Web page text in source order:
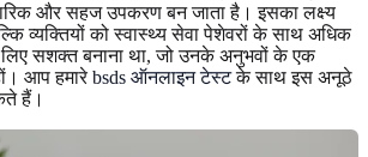
और सहज उपकरण बन जाता है। इसका लक्ष्य
व्यक्तियों को स्वास्थ्य सेवा पेशेवरों के साथ अधिक
सशक्त बनाना था, जो उनके अनुभवों के एक
आप हमारेbsds ऑनलाइन टेस्टके साथ इस अनूठे
हैं।